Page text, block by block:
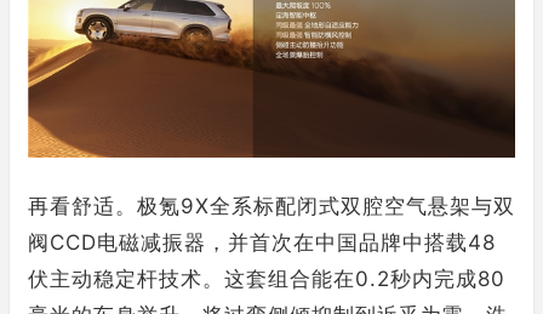
再看舒适。极氪9X全系标配闭式双腔空气悬架与双
阀CCD电磁减振器，并首次在中国品牌中搭载48
伏主动稳定杆技术。这套组合能在0.2秒内完成80